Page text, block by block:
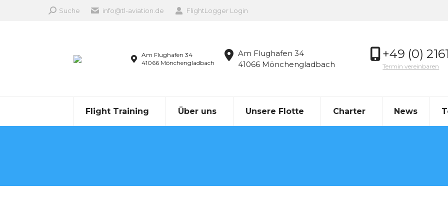
Search:
Suche info@tl-aviation.de FlightLogger Login
Am Flughafen 34
41066 Mönchengladbach
Am Flughafen 34
41066 Mönchengladbach
+49 (0)
Termin vereinbaren
Flight Training Über uns Unsere Flotte Charter News